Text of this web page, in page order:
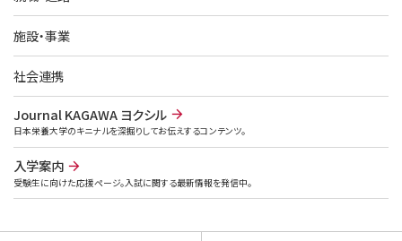
施設・事業
社会連携
Journal KAGAWA ヨクシル
日本栄養大学のキニナルを深掘りしてお伝えするコンテンツ。
入学案内
受験生に向けた応援ページ。入試に関する最新情報を発信中。